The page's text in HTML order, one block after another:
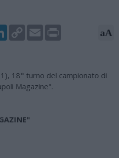
LinkedInCopy
Link
Email aA
18° turno del campionato di
Magazine".